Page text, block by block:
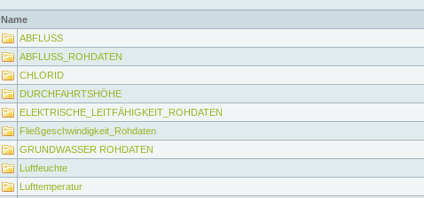
Name
ABFLUSS
ABFLUSS_ROHDATEN
CHLORID
DURCHFAHRTSHÖHE
ELEKTRISCHE_LEITFÄHIGKEIT_ROHDATEN
Fließgeschwindigkeit_Rohdaten
GRUNDWASSER ROHDATEN
Luftfeuchte
Lufttemperatur